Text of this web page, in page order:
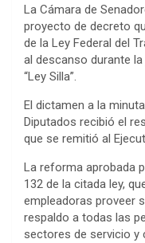
La Cámara de
proyecto de decreto
de la Ley Federal del
al descanso durante
“Ley Silla”.
El dictamen a la
Diputados recibió el
que se remitió al
La reforma aprobada
132 de la citada ley,
empleadoras proveer
respaldo a todas las
sectores de servicio y